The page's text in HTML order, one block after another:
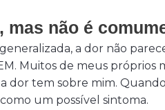
mas não é
a dor não
Muitos de meus
dor tem sobre mim.
um possível sintoma.